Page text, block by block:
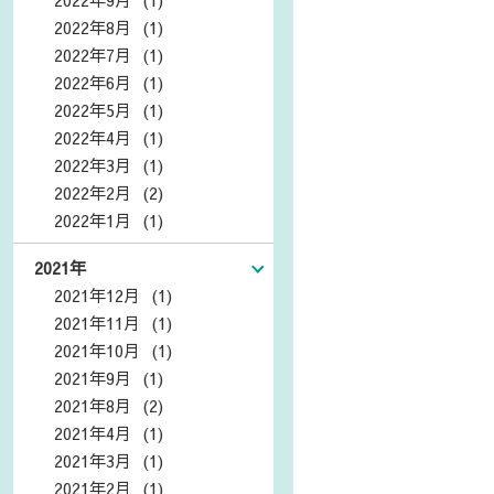
2022年8月 (1)
2022年7月 (1)
2022年6月 (1)
2022年5月 (1)
2022年4月 (1)
2022年3月 (1)
2022年2月 (2)
2022年1月 (1)
2021年
2021年12月 (1)
2021年11月 (1)
2021年10月 (1)
2021年9月 (1)
2021年8月 (2)
2021年4月 (1)
2021年3月 (1)
2021年2月 (1)